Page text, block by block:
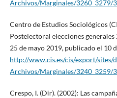
Archivos/Marginales/3260_3279/
Centro de Estudios Sociológicos
Postelectoral elecciones
25 de mayo 2019, publicado el 10
http://www.cis.es/cis/export/sites/
Archivos/Marginales/3240_3259/
Crespo, I. (Dir). (2002): Las